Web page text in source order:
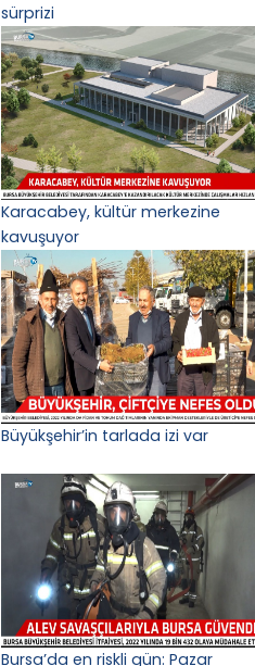
sürprizi
Karacabey, kültür merkezine
kavuşuyor
Büyükşehir’in tarlada izi var
Bursa’da en riskli gün: Pazar